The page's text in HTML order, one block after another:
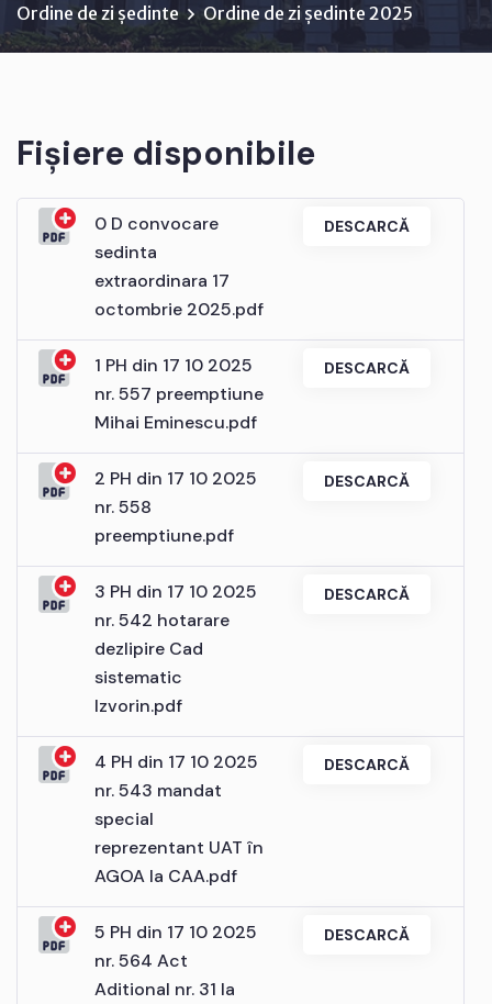
Ordine de zi ședinte
Ordine de zi ședinte 2025
Fișiere disponibile
0 D convocare
sedinta
extraordinara 17
octombrie 2025.pdf
DESCARCĂ
1 PH din 17 10 2025
nr. 557 preemptiune
Mihai Eminescu.pdf
DESCARCĂ
2 PH din 17 10 2025
nr. 558
preemptiune.pdf
DESCARCĂ
3 PH din 17 10 2025
nr. 542 hotarare
dezlipire Cad
sistematic
Izvorin.pdf
DESCARCĂ
4 PH din 17 10 2025
nr. 543 mandat
special
reprezentant UAT în
AGOA la CAA.pdf
DESCARCĂ
5 PH din 17 10 2025
nr. 564 Act
Aditional nr. 31 la
DESCARCĂ